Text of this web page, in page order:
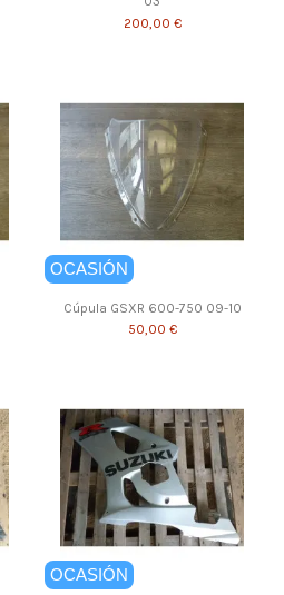
200,00 €
OCASIÓN
Cúpula GSXR 600-750 09-10
50,00 €
OCASIÓN